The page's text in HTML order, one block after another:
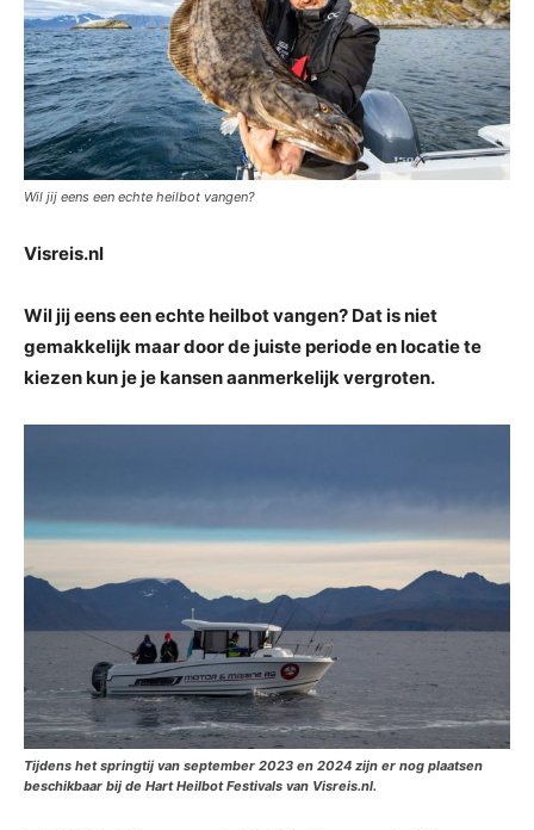
Wil jij eens een echte heilbot vangen?
Visreis.nl
Wil jij eens een echte heilbot vangen? Dat is niet
gemakkelijk maar door de juiste periode en locatie te
kiezen kun je je kansen aanmerkelijk vergroten.
Tijdens het springtij van september 2023 en 2024 zijn er nog plaatsen
beschikbaar bij de Hart Heilbot Festivals van Visreis.nl.